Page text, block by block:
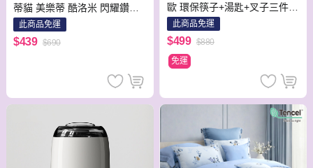
蒂貓 美樂蒂 酷洛米 閃耀鑽石
環保筷子+湯匙組 18CM(日本
境內版)-隨機款
此商品免運
$439 $690
歐 環保筷子+湯匙+叉子三件餐
具組(日本境內版)-隨機款
此商品免運
$499 $880
免運